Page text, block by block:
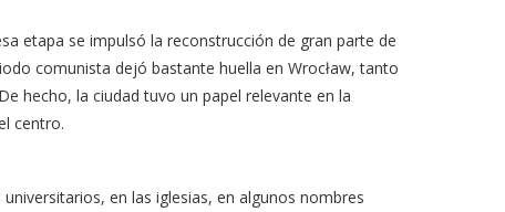
etapa se impulsó la reconstrucción de gran parte de
comunista dejó bastante huella en Wrocław, tanto
hecho, la ciudad tuvo un papel relevante en la
centro.
en las iglesias, en algunos nombres